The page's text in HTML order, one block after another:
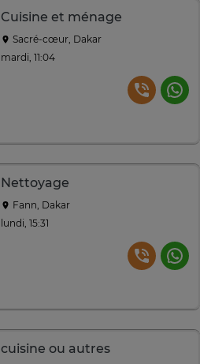
Cuisine et ménage
Sacré-cœur, Dakar
mardi, 11:04
Nettoyage
Fann, Dakar
lundi, 15:31
cuisine ou autres